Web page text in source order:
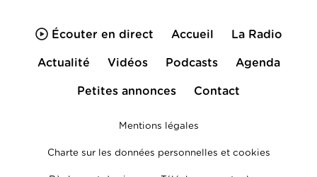
Écouter en direct Accueil La Radio
Actualité Vidéos Podcasts Agenda
Petites annonces Contact
Mentions légales
Charte sur les données personnelles et cookies